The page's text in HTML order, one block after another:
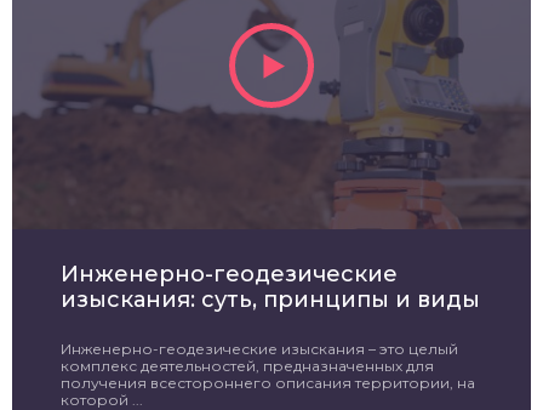
Инженерно-геодезические
изыскания: суть, принципы и виды
Инженерно-геодезические изыскания – это целый
комплекс деятельностей, предназначенных для
получения всестороннего описания территории, на
которой ...